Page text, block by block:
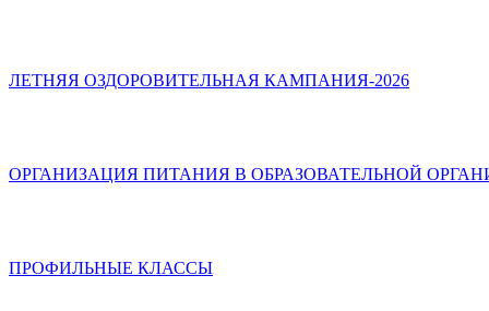
ЛЕТНЯЯ ОЗДОРОВИТЕЛЬНАЯ КАМПАНИЯ-2026
ОРГАНИЗАЦИЯ ПИТАНИЯ В ОБРАЗОВАТЕЛЬНОЙ
ПРОФИЛЬНЫЕ КЛАССЫ